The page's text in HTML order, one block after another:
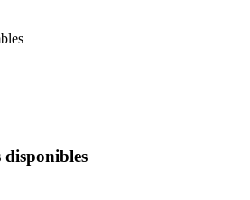
disponibles